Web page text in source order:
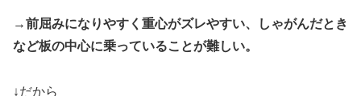
→前屈みになりやすく重心がズレやすい、しゃがんだとき
など板の中心に乗っていることが難しい。
↓だから